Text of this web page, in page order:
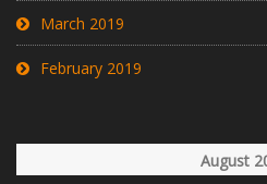
March 2019
February 2019
August